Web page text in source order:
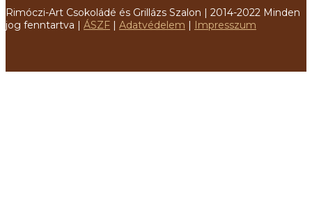
Rimóczi-Art Csokoládé és Grillázs Szalon | 2014-2022 Minden
jog fenntartva | ÁSZF Adatvédelem Impresszum